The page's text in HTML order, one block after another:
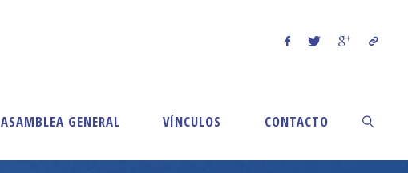
ASAMBLEA GENERAL VÍNCULOS CONTACTO